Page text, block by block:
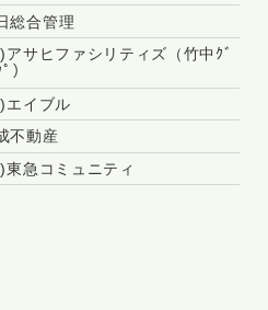
総合管理
アサヒファシリティズ（竹中ｸﾞ
）
エイブル
不動産
東急コミュニティ